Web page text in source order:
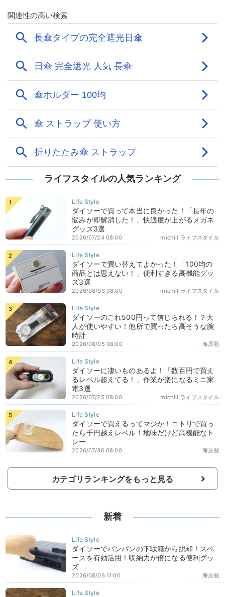
ライフスタイルの人気ランキング
ダイソーで買って本当に良かった！「長年の
悩みが即解消した！」快適度が上がるメガネ
グッズ3選
michill ライフスタイル
2026/07/24 08:00
ダイソーで買い替えてよかった！「100均の
商品とは思えない！」便利すぎる高機能グッ
ズ3選
michill ライフスタイル
2026/08/03 08:00
ダイソーのこれ500円って信じられる！？大
人が使いやすい！他所で買ったら高そうな腕
時計
海原藍
2026/08/05 08:00
ダイソーに凄いものあるよ！「数百円で買え
るレベル超えてる！」作業が楽になるミニ家
電3選
michill ライフスタイル
2026/07/25 08:00
ダイソーで買えるってマジか！ニトリで買っ
たら千円越えレベル！地味だけど高機能なト
レー
海原藍
2026/07/30 08:00
カテゴリランキングをもっと見る
新着
ダイソーでパンパンの下駄箱から脱却！スペ
ースを有効活用！収納力が倍になる便利グッ
ズ
海原藍
2026/08/06 11:00